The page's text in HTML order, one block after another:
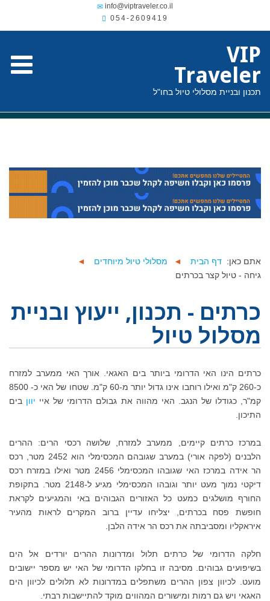
054-2609419
VIP
Traveler
תכנון ובניית מסלולי טיול בחו"ל
אתם כאן: דף הבית ◄ מסלולי טיול מיוחדים
◄
גיחה - טיול קצר בכרתים
כרתים - תכנון, ייעוץ ובניית
מסלול טיול
כרתים הינו האי הדרומי ביותר בים האגאי. אורך האי ממערב למזרח
כ-260 ק"מ ואילו רוחבו אינו גדול יותר מ-60 ק"מ. שטחו של האי כ- 8500
קמ"ר, כגודלו של הנגב. האי מהווה את גבולם הדרומי של איי יוון בים
התיכון.
במרכז כרתים קיימים, ממערב למזרח, שלושה רכסי הרים: ההרים
הלבנים (לפקה אורי) במערב שגובהם המכסימלי הוא 2452 מטר, רכס
הר אידה במרכז האי שגובהו המכסימלי 2456 מטר ואילו במזרח רכס
דיקטי נמוך מעט יותר וגובהו המכסימלי מגיע ל-2148 מטר. בתקופת
החורף מושלגים כמעט כל האזורים הגבוהים באי והמגיעים לקראת
חופשת פסח בכרתים, יצליחו עדיין ברוב המקרים לראות מהעיר
איראקליו ומסביבתה את רכס הר אידה הלבן.
חלקה הדרומי של כרתים תלול ומדרונות ההרים יורדים אל הים
בשיפועים גבוהים. מסיבה זו בחלקו הדרומי של האי יש מספר יישובים
מועט. לכיוון צפון ההרים משתפלים במדרונות לא תלולים לכיוון הים
האגאי ויש גם רמות ומישורים המהווים מוקד להתיישבות רבתי.